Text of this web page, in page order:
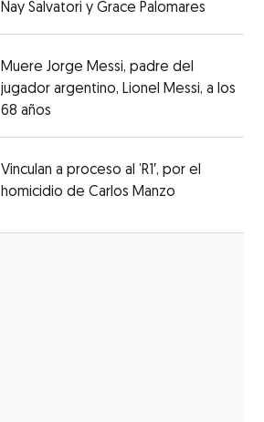
Nay Salvatori y Grace Palomares
Muere Jorge Messi, padre del
jugador argentino, Lionel Messi, a los
68 años
Vinculan a proceso al ’R1′, por el
homicidio de Carlos Manzo